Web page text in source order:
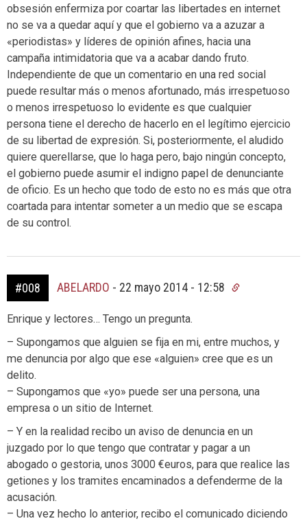
obsesión enfermiza por coartar las libertades en internet
no se va a quedar aquí y que el gobierno va a azuzar a
«periodistas» y líderes de opinión afines, hacia una
campaña intimidatoria que va a acabar dando fruto.
Independiente de que un comentario en una red social
puede resultar más o menos afortunado, más irrespetuoso
o menos irrespetuoso lo evidente es que cualquier
persona tiene el derecho de hacerlo en el legítimo ejercicio
de su libertad de expresión. Si, posteriormente, el aludido
quiere querellarse, que lo haga pero, bajo ningún concepto,
el gobierno puede asumir el indigno papel de denunciante
de oficio. Es un hecho que todo de esto no es más que otra
coartada para intentar someter a un medio que se escapa
de su control.
#008 ABELARDO - 22 mayo 2014 - 12:58
Enrique y lectores… Tengo un pregunta.
– Supongamos que alguien se fija en mi, entre muchos, y
me denuncia por algo que ese «alguien» cree que es un
delito.
– Supongamos que «yo» puede ser una persona, una
empresa o un sitio de Internet.
– Y en la realidad recibo un aviso de denuncia en un
juzgado por lo que tengo que contratar y pagar a un
abogado o gestoria, unos 3000 €euros, para que realice las
getiones y los tramites encaminados a defenderme de la
acusación.
– Una vez hecho lo anterior, recibo el comunicado diciendo